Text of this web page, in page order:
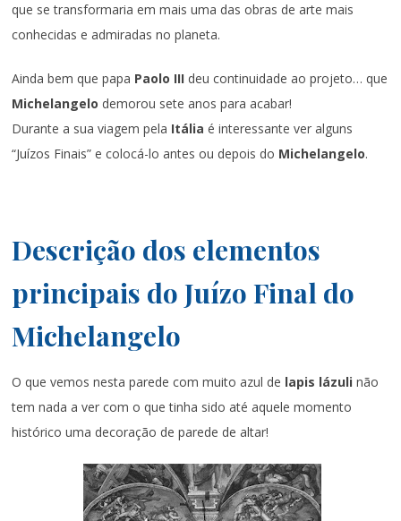
que se transformaria em mais uma das obras de arte mais
conhecidas e admiradas no planeta.
Ainda bem que papa Paolo III deu continuidade ao projeto… que
Michelangelo demorou sete anos para acabar!
Durante a sua viagem pela Itália é interessante ver alguns
“Juízos Finais” e colocá-lo antes ou depois do Michelangelo.
Descrição dos elementos
principais do Juízo Final do
Michelangelo
O que vemos nesta parede com muito azul de lapis lázuli não
tem nada a ver com o que tinha sido até aquele momento
histórico uma decoração de parede de altar!